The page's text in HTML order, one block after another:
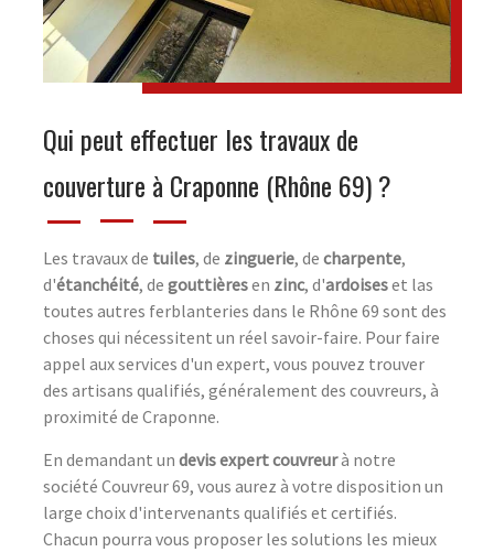
Qui peut effectuer les travaux de
couverture à Craponne (Rhône 69) ?
Les travaux de tuiles, de zinguerie, de charpente,
d'étanchéité, de gouttièresen zinc, d'ardoiseset las
toutes autres ferblanteries dans le Rhône 69 sont des
choses qui nécessitent un réel savoir-faire. Pour faire
appel aux services d'un expert, vous pouvez trouver
des artisans qualifiés, généralement des couvreurs, à
proximité de Craponne.
En demandant un devis expert couvreurà notre
société Couvreur 69, vous aurez à votre disposition un
large choix d'intervenants qualifiés et certifiés.
Chacun pourra vous proposer les solutions les mieux